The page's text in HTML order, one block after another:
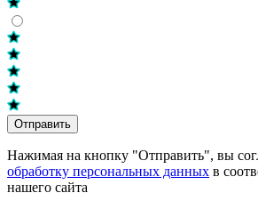
Отправить
Нажимая на кнопку "Отправить", вы
обработку персональных данных в
нашего сайта